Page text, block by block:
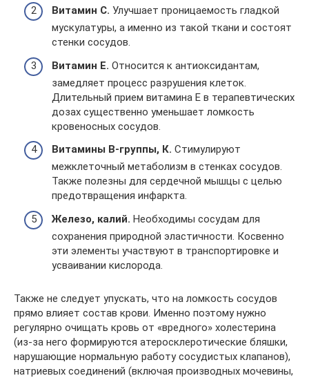
Витамин С. Улучшает проницаемость гладкой
мускулатуры, а именно из такой ткани и состоят
стенки сосудов.
Витамин Е. Относится к антиоксидантам,
замедляет процесс разрушения клеток.
Длительный прием витамина Е в терапевтических
дозах существенно уменьшает ломкость
кровеносных сосудов.
Витамины В-группы, К. Стимулируют
межклеточный метаболизм в стенках сосудов.
Также полезны для сердечной мышцы с целью
предотвращения инфаркта.
Железо, калий. Необходимы сосудам для
сохранения природной эластичности. Косвенно
эти элементы участвуют в транспортировке и
усваивании кислорода.
Также не следует упускать, что на ломкость сосудов
прямо влияет состав крови. Именно поэтому нужно
регулярно очищать кровь от «вредного» холестерина
(из-за него формируются атеросклеротические бляшки,
нарушающие нормальную работу сосудистых клапанов),
натриевых соединений (включая производных мочевины,